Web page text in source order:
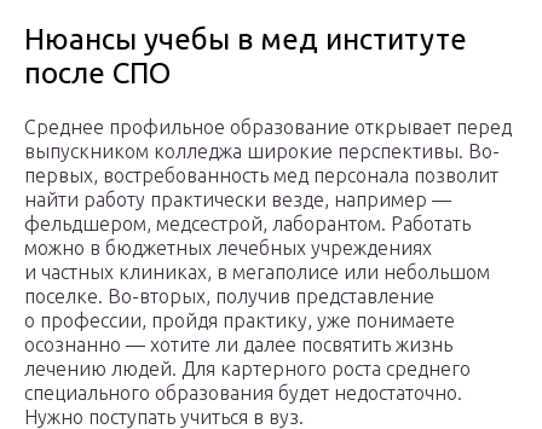
Нюансы учебы в мед институте
после СПО
Среднее профильное образование открывает перед
выпускником колледжа широкие перспективы. Во-
первых, востребованность мед персонала позволит
найти работу практически везде, например —
фельдшером, медсестрой, лаборантом. Работать
можно в бюджетных лечебных учреждениях
и частных клиниках, в мегаполисе или небольшом
поселке. Во-вторых, получив представление
о профессии, пройдя практику, уже понимаете
осознанно — хотите ли далее посвятить жизнь
лечению людей. Для картерного роста среднего
специального образования будет недостаточно.
Нужно поступать учиться в вуз.